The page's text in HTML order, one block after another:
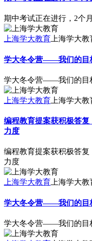
期中考试正在进行，2个
上海学大教育 上海学大教
学大冬令营——我们的目
学大冬令营——我们的目
上海学大教育 上海学大教
编程教育提案获积极答
力度
编程教育提案获积极答
力度
上海学大教育上海学大教
学大冬令营——我们的目
学大冬令营——我们的目